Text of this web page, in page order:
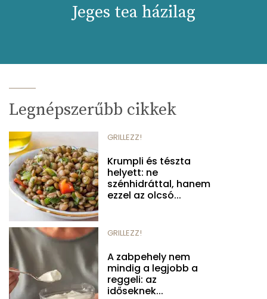
Jeges tea házilag
Legnépszerűbb cikkek
GRILLEZZ!
Krumpli és tészta
helyett: ne
szénhidráttal, hanem
ezzel az olcsó...
GRILLEZZ!
A zabpehely nem
mindig a legjobb a
reggeli: az
időseknek...